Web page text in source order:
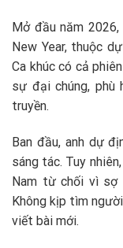
Mở đầu năm
New Year, thuộc
Ca khúc có cả
sự đại chúng,
truyền.
Ban đầu, anh dự
sáng tác. Tuy
Nam từ chối vì sợ
Không kịp tìm
viết bài mới.